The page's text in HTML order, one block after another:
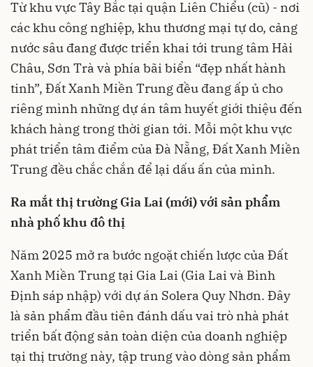
Từ khu vực Tây Bắc tại quận Liên Chiểu (cũ) - nơi
các khu công nghiệp, khu thương mại tự do, cảng
nước sâu đang được triển khai tới trung tâm Hải
Châu, Sơn Trà và phía bãi biển “đẹp nhất hành
tinh”, Đất Xanh Miền Trung đều đang ấp ủ cho
riêng mình những dự án tâm huyết giới thiệu đến
khách hàng trong thời gian tới. Mỗi một khu vực
phát triển tâm điểm của Đà Nẵng, Đất Xanh Miền
Trung đều chắc chắn để lại dấu ấn của mình.
Ra mắt thị trường Gia Lai (mới) với sản phẩm
nhà phố khu đô thị
Năm 2025 mở ra bước ngoặt chiến lược của Đất
Xanh Miền Trung tại Gia Lai (Gia Lai và Bình
Định sáp nhập) với dự án Solera Quy Nhơn. Đây
là sản phẩm đầu tiên đánh dấu vai trò nhà phát
triển bất động sản toàn diện của doanh nghiệp
tại thị trường này, tập trung vào dòng sản phẩm